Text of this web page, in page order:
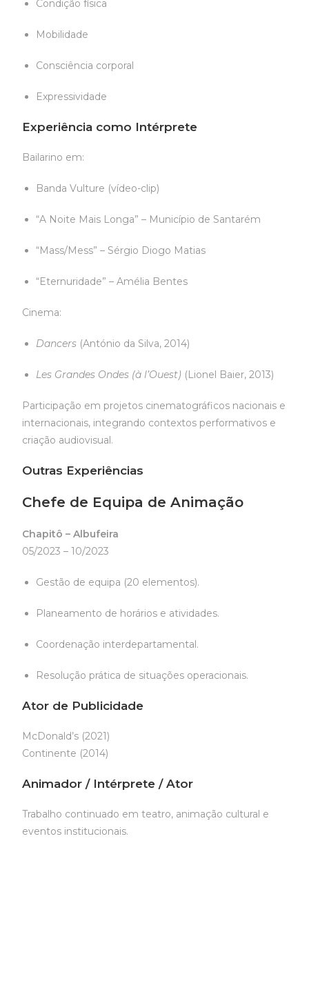
Condição física
Mobilidade
Consciência corporal
Expressividade
Experiência como Intérprete
Bailarino em:
Banda Vulture (vídeo-clip)
“A Noite Mais Longa” – Município de Santarém
“Mass/Mess” – Sérgio Diogo Matias
“Eternuridade” – Amélia Bentes
Cinema:
Dancers (António da Silva, 2014)
Les Grandes Ondes (à l’Ouest) (Lionel Baier, 2013)
Participação em projetos cinematográficos nacionais e
internacionais, integrando contextos performativos e
criação audiovisual.
Outras Experiências
Chefe de Equipa de Animação
Chapitô – Albufeira
05/2023 – 10/2023
Gestão de equipa (20 elementos).
Planeamento de horários e atividades.
Coordenação interdepartamental.
Resolução prática de situações operacionais.
Ator de Publicidade
McDonald’s (2021)
Continente (2014)
Animador / Intérprete / Ator
Trabalho continuado em teatro, animação cultural e
eventos institucionais.